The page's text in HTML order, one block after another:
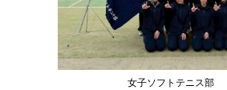
女子ソフトテニス部